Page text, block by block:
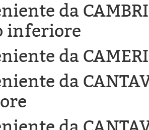
da
inferiore
da
da